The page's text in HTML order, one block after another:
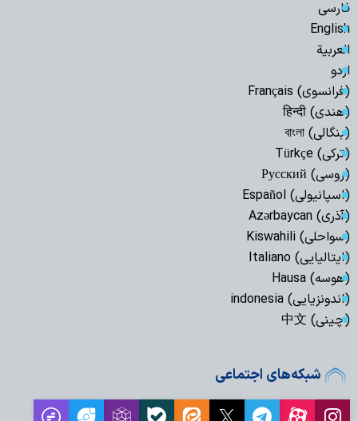
فارسی
English
العربیة
اردو
(فرانسوی) Français
(هندی) हिन्दी
(بنگالی) বাংলা
(ترکی) Türkçe
(روسی) Русский
(اسپانیولی) Español
(آذری) Azərbaycan
(سواحلی) Kiswahili
(ایتالیایی) Italiano
(هوسه) Hausa
(اندونزیایی) indonesia
(چینی) 中文
شبکه‌های اجتماعی